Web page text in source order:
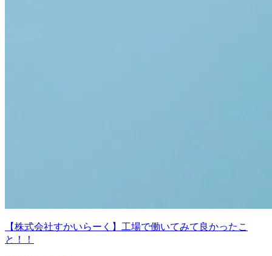
【株式会社すかいらーく】工場で働いてみて良かったこ
と！！